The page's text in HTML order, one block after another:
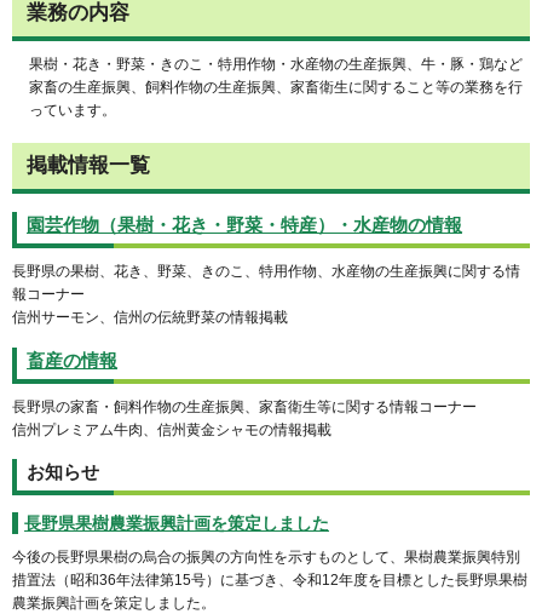
業務の内容
果樹・花き・野菜・きのこ・特用作物・水産物の生産振興、牛・豚・鶏など
家畜の生産振興、飼料作物の生産振興、家畜衛生に関すること等の業務を行
っています。
掲載情報一覧
園芸作物（果樹・花き・野菜・特産）・水産物の情報
長野県の果樹、花き、野菜、きのこ、特用作物、水産物の生産振興に関する情
報コーナー
信州サーモン、信州の伝統野菜の情報掲載
畜産の情報
長野県の家畜・飼料作物の生産振興、家畜衛生等に関する情報コーナー
信州プレミアム牛肉、信州黄金シャモの情報掲載
お知らせ
長野県果樹農業振興計画を策定しました
今後の長野県果樹の烏合の振興の方向性を示すものとして、果樹農業振興特別
措置法（昭和36年法律第15号）に基づき、令和12年度を目標とした長野県果樹
農業振興計画を策定しました。